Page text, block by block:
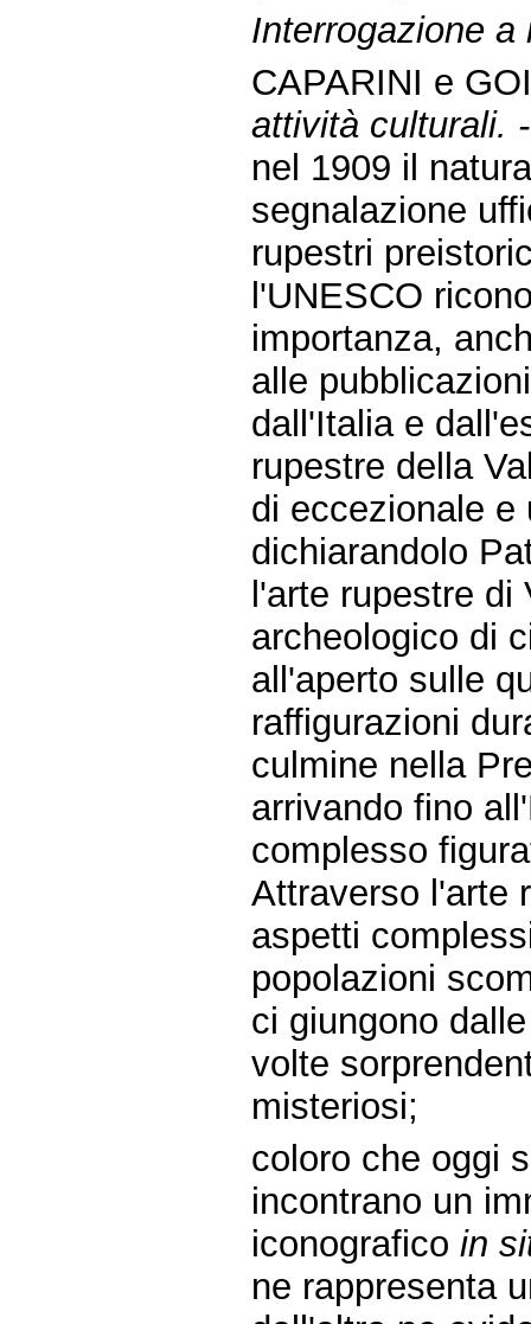
Interrogazione
CAPARINI e
attività culturali. -
nel 1909 il
segnalazione
rupestri
l'UNESCO
importanza,
alle
dall'Italia e
rupestre della
di eccezionale e
dichiarandolo
l'arte rupestre di
archeologico di
all'aperto sulle
raffigurazioni
culmine nella
arrivando fino
complesso
Attraverso l'arte
aspetti
popolazioni
ci giungono
volte
misteriosi;
coloro che oggi
incontrano un
iconograficoin
ne rappresenta